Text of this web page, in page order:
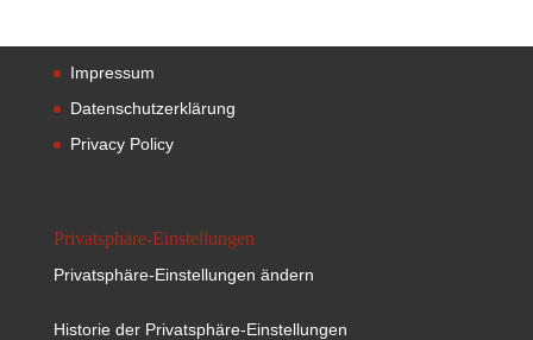
Impressum
Datenschutzerklärung
Privacy Policy
Privatsphäre-Einstellungen
Privatsphäre-Einstellungen ändern
Historie der Privatsphäre-Einstellungen